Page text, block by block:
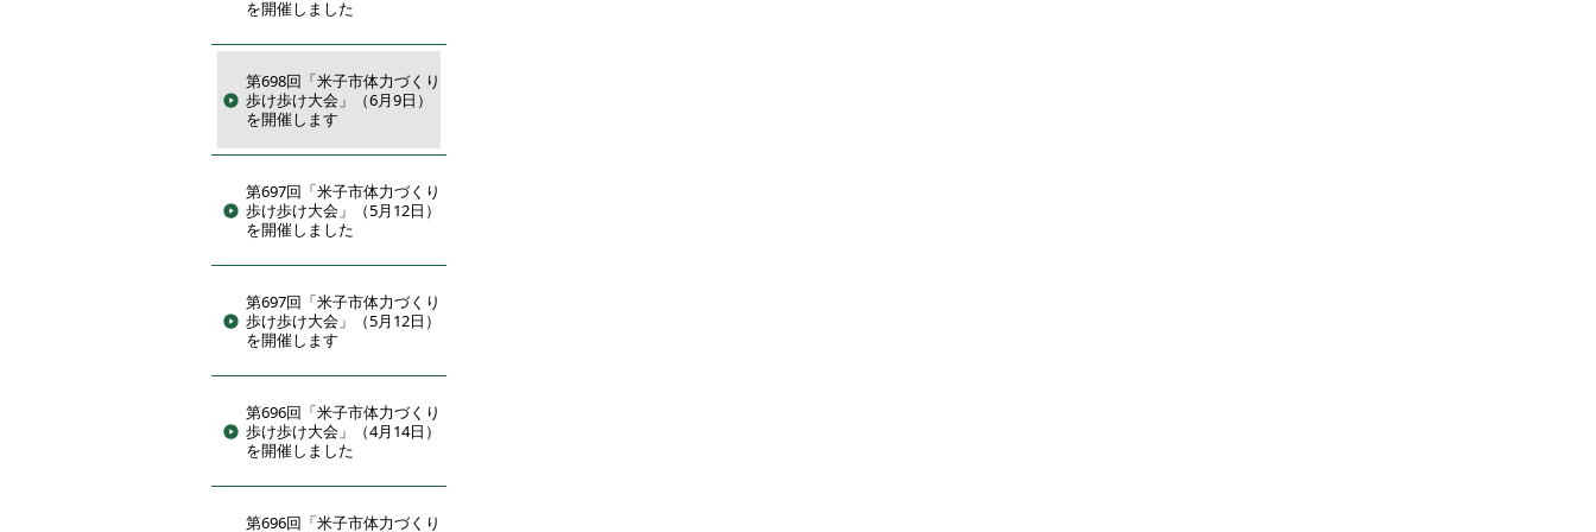
を開催しました
第698回「米子市体力づくり
歩け歩け大会」（6月9日）
を開催します
第697回「米子市体力づくり
歩け歩け大会」（5月12日）
を開催しました
第697回「米子市体力づくり
歩け歩け大会」（5月12日）
を開催します
第696回「米子市体力づくり
歩け歩け大会」（4月14日）
を開催しました
第696回「米子市体力づくり